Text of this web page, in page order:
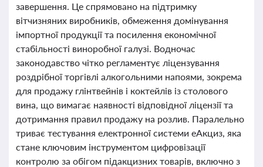
завершення. Це спрямовано на підтримку
вітчизняних виробників, обмеження домінування
імпортної продукції та посилення економічної
стабільності виноробної галузі. Водночас
законодавство чітко регламентує ліцензування
роздрібної торгівлі алкогольними напоями, зокрема
для продажу глінтвейнів і коктейлів із столового
вина, що вимагає наявності відповідної ліцензії та
дотримання правил продажу на розлив. Паралельно
триває тестування електронної системи еАкциз, яка
стане ключовим інструментом цифровізації
контролю за обігом підакцизних товарів, включно з